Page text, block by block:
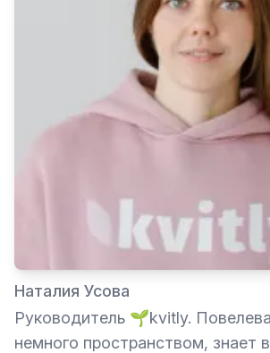
Наталия Усова
Руководитель 🌱kvitly.
немного пространством, знает